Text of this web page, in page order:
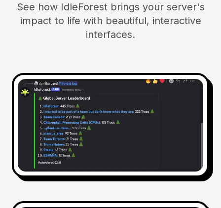
See how IdleForest brings your server's
impact to life with beautiful, interactive
interfaces.